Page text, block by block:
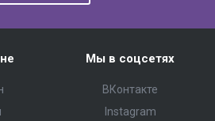
Мы в соцсетях
ВКонтакте
Instagram